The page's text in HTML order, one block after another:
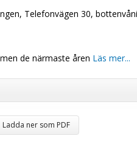
Telefonvägen 30,
de närmaste åren Läs mer...
Ladda ner som PDF